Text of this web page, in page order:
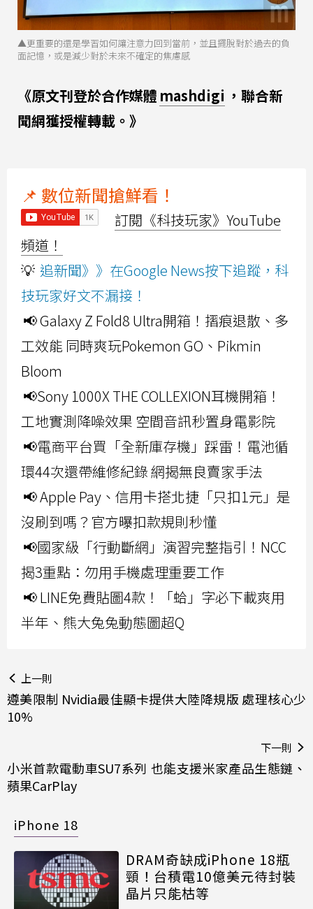
▲更重要的還是學習如何讓注意力回到當前，並且擺脫對於過去的負
面記憶，或是減少對於未來不確定的焦慮感
《原文刊登於合作媒體 mashdigi ，聯合新
聞網獲授權轉載。》
📌 數位新聞搶鮮看！
訂閱《科技玩家》YouTube
頻道！
💡 追新聞》》在Google News按下追蹤，科
技玩家好文不漏接！
📢 Galaxy Z Fold8 Ultra開箱！摺痕退散、多
工效能 同時爽玩Pokemon GO、Pikmin
Bloom
📢Sony 1000X THE COLLEXION耳機開箱！
工地實測降噪效果 空間音訊秒置身電影院
📢電商平台買「全新庫存機」踩雷！電池循
環44次還帶維修紀錄 網揭無良賣家手法
📢 Apple Pay、信用卡搭北捷「只扣1元」是
沒刷到嗎？官方曝扣款規則秒懂
📢國家級「行動斷網」演習完整指引！NCC
揭3重點：勿用手機處理重要工作
📢 LINE免費貼圖4款！「蛤」字必下載爽用
半年、熊大兔兔動態圖超Q
上一則
遵美限制 Nvidia最佳顯卡提供大陸降規版 處理核心少
10%
下一則
小米首款電動車SU7系列 也能支援米家產品生態鏈、
蘋果CarPlay
iPhone 18
DRAM奇缺成iPhone 18瓶
頸！台積電10億美元待封裝
晶片只能枯等